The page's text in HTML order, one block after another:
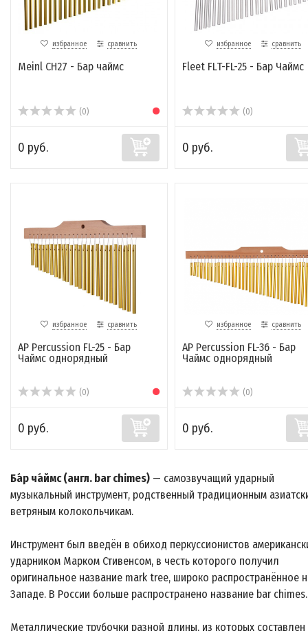
избранное сравнить
Meinl CH27 - Бар чаймс
(0)
0 руб.
избранное сравнить
Fleet FLT-FL-25 - Бар Чаймс
(0)
0 руб.
избранное сравнить
AP Percussion FL-25 - Бар
Чаймс однорядный
(0)
0 руб.
избранное сравнить
AP Percussion FL-36 - Бар
Чаймс однорядный
(0)
0 руб.
Ба́р ча́ймс (англ. bar chimes) — самозвучащий ударный
музыкальный инструмент, родственный традиционным
ветряным колокольчикам.
Инструмент был введён в обиход перкуссионистов
ударником Марком Стивенсом, в честь которого получил
оригинальное название mark tree, широко распространённое
Западе. В России больше распространено название bar chimes.
Металлические трубочки разной длины, из которых составлен